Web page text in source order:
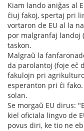
Kiam lando aniĝas al
ĉiuj fakoj, spertaj pri
vortaron de EU al la
por malgranfaj landoj
taskon.
Malgraŭ la
da parolantoj (foje eĉ
fakulojn pri
esperanton pri ĉi
solan.
Se morgaŭ EU dirus:
kiel oficiala lingvo de
povus diri, ke tio ne